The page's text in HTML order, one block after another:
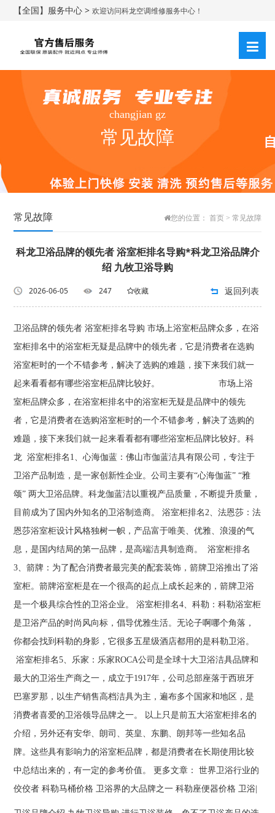
【全国】服务中心 >欢迎访问科龙空调维修服务中心！
changjian gz
常见故障
常见故障 您的位置： 首页> 常见故障
科龙卫浴品牌的领先者 浴室柜排名导购*科龙卫浴品牌介
绍 九牧卫浴导购
2026-06-05 247 收藏 返回列表
卫浴品牌的领先者 浴室柜排名导购 市场上浴室柜品牌众多，在浴
室柜排名中的浴室柜无疑是品牌中的领先者，它是消费者在选购
浴室柜时的一个不错参考，解决了选购的难题，接下来我们就一
起来看看都有哪些浴室柜品牌比较好。 市场上浴
室柜品牌众多，在浴室柜排名中的浴室柜无疑是品牌中的领先
者，它是消费者在选购浴室柜时的一个不错参考，解决了选购的
难题，接下来我们就一起来看看都有哪些浴室柜品牌比较好。科
龙 浴室柜排名1、心海伽蓝：佛山市伽蓝洁具有限公司，专注于
卫浴产品制造，是一家创新性企业。公司主要有“心海伽蓝” “雅
颂” 两大卫浴品牌。科龙伽蓝洁以重视产品质量，不断提升质量，
目前成为了国内外知名的卫浴制造商。 浴室柜排名2、法恩莎：法
恩莎浴室柜设计风格独树一帜，产品富于唯美、优雅、浪漫的气
息，是国内结局的第一品牌，是高端洁具制造商。 浴室柜排名
3、箭牌：为了配合消费者最完美的配套装饰，箭牌卫浴推出了浴
室柜。箭牌浴室柜是在一个很高的起点上成长起来的，箭牌卫浴
是一个极具综合性的卫浴企业。 浴室柜排名4、科勒：科勒浴室柜
是卫浴产品的时尚风向标，倡导优雅生活。无论子啊哪个角落，
你都会找到科勒的身影，它很多五星级酒店都用的是科勒卫浴。
浴室柜排名5、乐家：乐家ROCA公司是全球十大卫浴洁具品牌和
最大的卫浴生产商之一，成立于1917年，公司总部座落于西班牙
巴塞罗那，以生产销售高档洁具为主，遍布多个国家和地区，是
消费者喜爱的卫浴领导品牌之一。 以上只是前五大浴室柜排名的
介绍，另外还有安华、朗司、英皇、东鹏、朗邦等一些知名品
牌。这些具有影响力的浴室柜品牌，都是消费者在长期使用比较
中总结出来的，有一定的参考价值。 更多文章： 世界卫浴行业的
佼佼者 科勒马桶价格 卫浴界的大品牌之一 科勒座便器价格 卫浴|